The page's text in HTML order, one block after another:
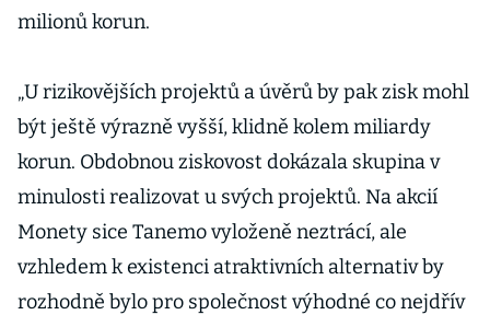
milionů korun.
„U rizikovějších projektů a úvěrů by pak zisk mohl
být ještě výrazně vyšší, klidně kolem miliardy
korun. Obdobnou ziskovost dokázala skupina v
minulosti realizovat u svých projektů. Na akcií
Monety sice Tanemo vyloženě neztrácí, ale
vzhledem k existenci atraktivních alternativ by
rozhodně bylo pro společnost výhodné co nejdřív